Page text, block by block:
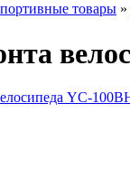
товары »